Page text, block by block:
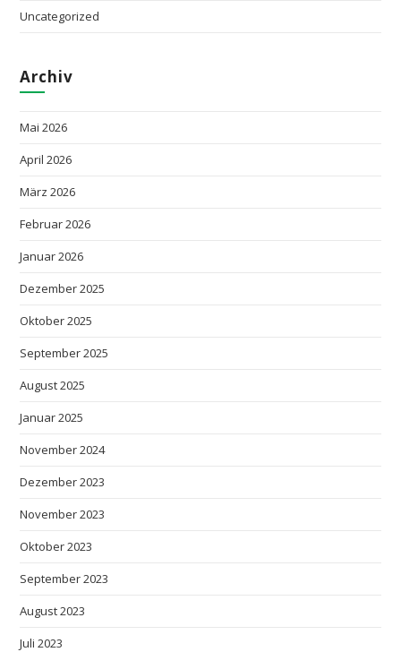
Uncategorized
Archiv
Mai 2026
April 2026
März 2026
Februar 2026
Januar 2026
Dezember 2025
Oktober 2025
September 2025
August 2025
Januar 2025
November 2024
Dezember 2023
November 2023
Oktober 2023
September 2023
August 2023
Juli 2023